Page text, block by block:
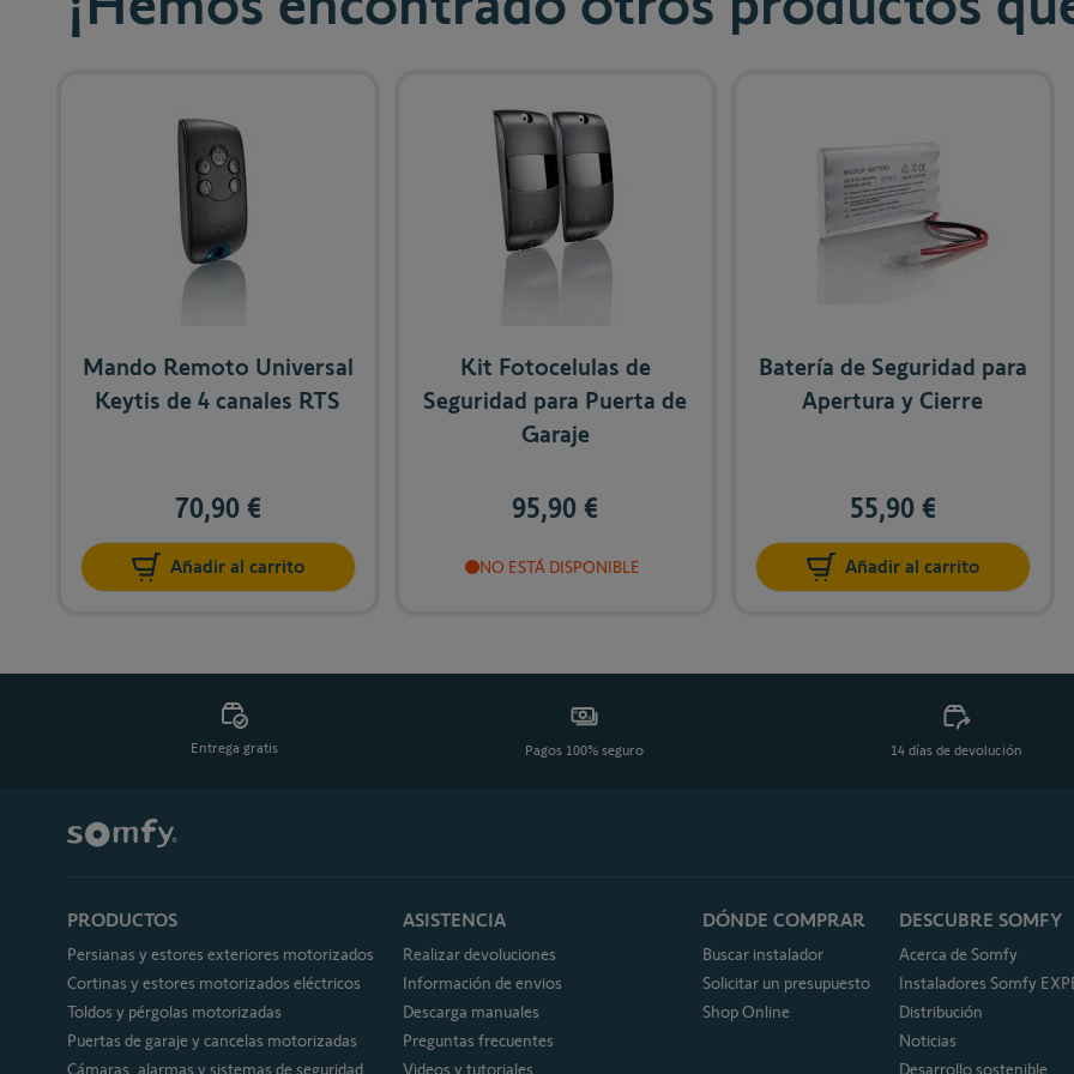
Mando Remoto Universal
Keytis de 4 canales RTS
70,90 €
Añadir al carrito
Kit Fotocelulas de
Seguridad para Puerta de
Garaje
95,90 €
NO ESTÁ DISPONIBLE
Batería de Seguridad para
Apertura y Cierre
55,90 €
Añadir al carrito
Entrega gratis Pagos 100% seguro 14 días de devolución
PRODUCTOS
Persianas y estores exteriores motorizados
Cortinas y estores motorizados eléctricos
Toldos y pérgolas motorizadas
Puertas de garaje y cancelas motorizadas
Cámaras, alarmas y sistemas de seguridad
ASISTENCIA
Realizar devoluciones
Información de envios
Descarga manuales
Preguntas frecuentes
Videos y tutoriales
DÓNDE COMPRAR
Buscar instalador
Solicitar un presupuesto
Shop Online
DESCUBRE SOMFY
Acerca de Somfy
Instaladores Somfy
Distribución
Noticias
Desarrollo sostenible